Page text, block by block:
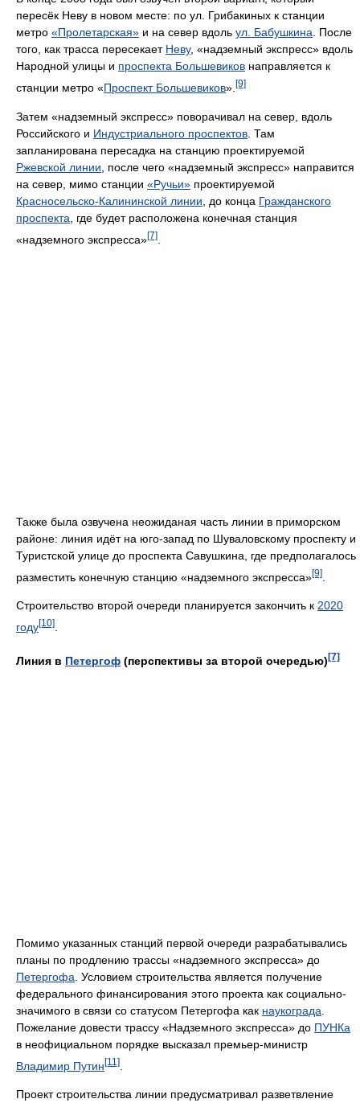
пересёк Неву в новом месте: по ул. Грибакиных к станции
метро «Пролетарская» и на север вдоль ул. Бабушкина. После
того, как трасса пересекает Неву, «надземный экспресс» вдоль
Народной улицы и проспекта Большевиков направляется к
станции метро «Проспект Большевиков». [9]
Затем «надземный экспресс» поворачивал на север, вдоль
Российского и Индустриального проспектов . Там
запланирована пересадка на станцию проектируемой
Ржевской линии , после чего «надземный экспресс» направится
на север, мимо станции «Ручьи» проектируемой
Красносельско-Калининской линии , до конца Гражданского
проспекта , где будет расположена конечная станция
«надземного экспресса»[7]
Также была озвучена неожиданая часть линии в приморском
районе: линия идёт на юго-запад по Шуваловскому проспекту и
Туристской улице до проспекта Савушкина, где предполагалось
разместить конечную станцию «надземного экспресса»[9]
Строительство второй очереди планируется закончить к 2020
году[10]
Линия в Петергоф (перспективы за второй очередью)[7]
Помимо указанных станций первой очереди разрабатывались
планы по продлению трассы «надземного экспресса» до
Петергофа . Условием строительства является получение
федерального финансирования этого проекта как социально-
значимого в связи со статусом Петергофа как наукограда
Пожелание довести трассу «Надземного экспресса» до ПУНКа
в неофициальном порядке высказал премьер-министр
Владимир Путин[11]
Проект строительства линии предусматривал разветвление